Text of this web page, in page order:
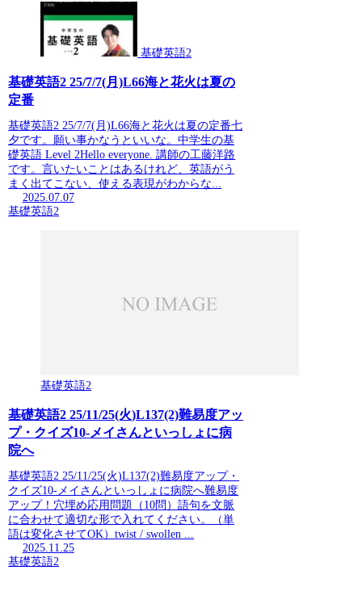
基礎英語2
基礎英語2 25/7/7(月)L66海と花火は夏の
定番
基礎英語2 25/7/7(月)L66海と花火は夏の定番七
夕です。願い事かなうといいな。中学生の基
礎英語 Level 2Hello everyone. 講師の工藤洋路
です。言いたいことはあるけれど、英語がう
まく出てこない、使える表現がわからな...
2025.07.07
基礎英語2
基礎英語2
基礎英語2 25/11/25(火)L137(2)難易度アッ
プ・クイズ10-メイさんといっしょに病
院へ
基礎英語2 25/11/25(火)L137(2)難易度アップ・
クイズ10-メイさんといっしょに病院へ難易度
アップ！穴埋め応用問題（10問）語句を文脈
に合わせて適切な形で入れてください。（単
語は変化させてOK）twist / swollen ...
2025.11.25
基礎英語2